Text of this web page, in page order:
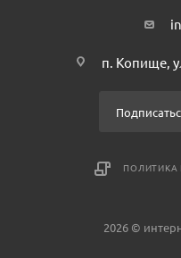
п. Копище,
2026 ©